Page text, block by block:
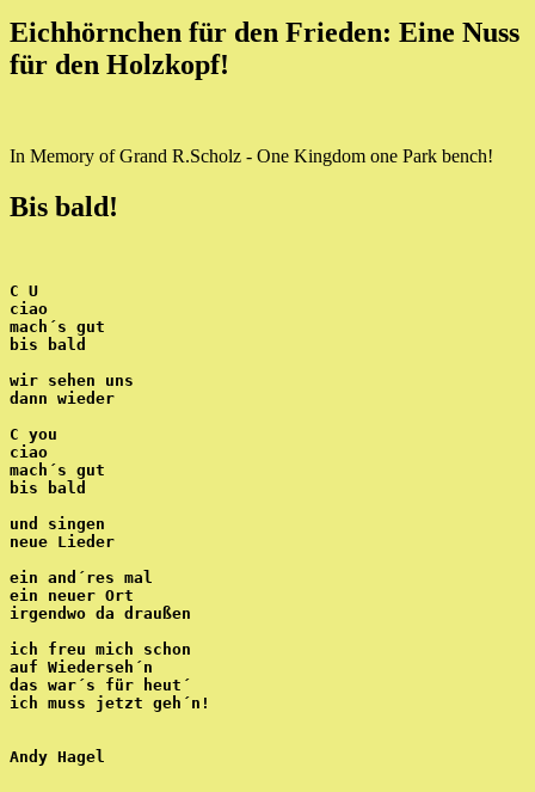
Eichhörnchen für den Frieden: Eine Nuss
für den Holzkopf!
In Memory of Grand R.Scholz - One Kingdom one Park bench!
Bis bald!
C U
ciao
mach´s gut
bis bald
wir sehen uns
dann wieder
C you
ciao
mach´s gut
bis bald
und singen
neue Lieder
ein and´res mal
ein neuer Ort
irgendwo da draußen
ich freu mich schon
auf Wiederseh´n
das war´s für heut´
ich muss jetzt geh´n!
Andy Hagel